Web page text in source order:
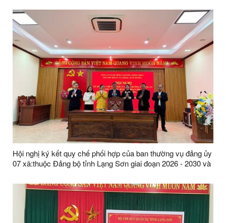
Hội nghị ký kết quy chế phối hợp của ban thường vụ đảng ủy
07 xã:thuộc Đảng bộ tỉnh Lạng Sơn giai đoạn 2026 - 2030 và